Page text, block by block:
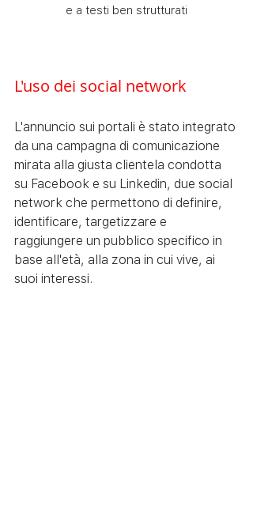
e a testi ben strutturati
L'uso dei social network
L'annuncio sui portali è stato integrato
da una campagna di comunicazione
mirata alla giusta clientela condotta
su Facebook e su Linkedin, due social
network che permettono di definire,
identificare, targetizzare e
raggiungere un pubblico specifico in
base all'età, alla zona in cui vive, ai
suoi interessi.